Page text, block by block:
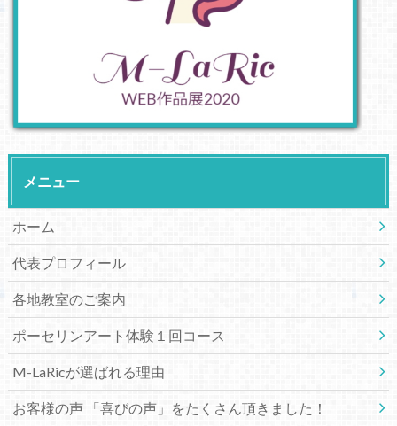
メニュー
ホーム
代表プロフィール
各地教室のご案内
ポーセリンアート体験１回コース
M-LaRicが選ばれる理由
お客様の声 「喜びの声」をたくさん頂きました！